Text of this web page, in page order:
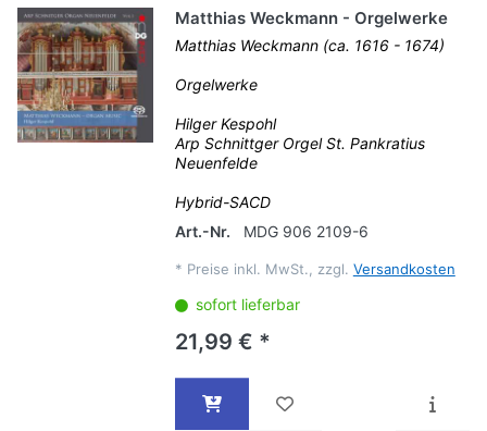
Matthias Weckmann - Orgelwerke
Matthias Weckmann (ca. 1616 - 1674)
Orgelwerke
Hilger Kespohl
Arp Schnittger Orgel St. Pankratius
Neuenfelde
Hybrid-SACD
Art.-Nr.
MDG 906 2109-6
* Preise inkl. MwSt., zzgl. Versandkosten
sofort lieferbar
21,99 € *